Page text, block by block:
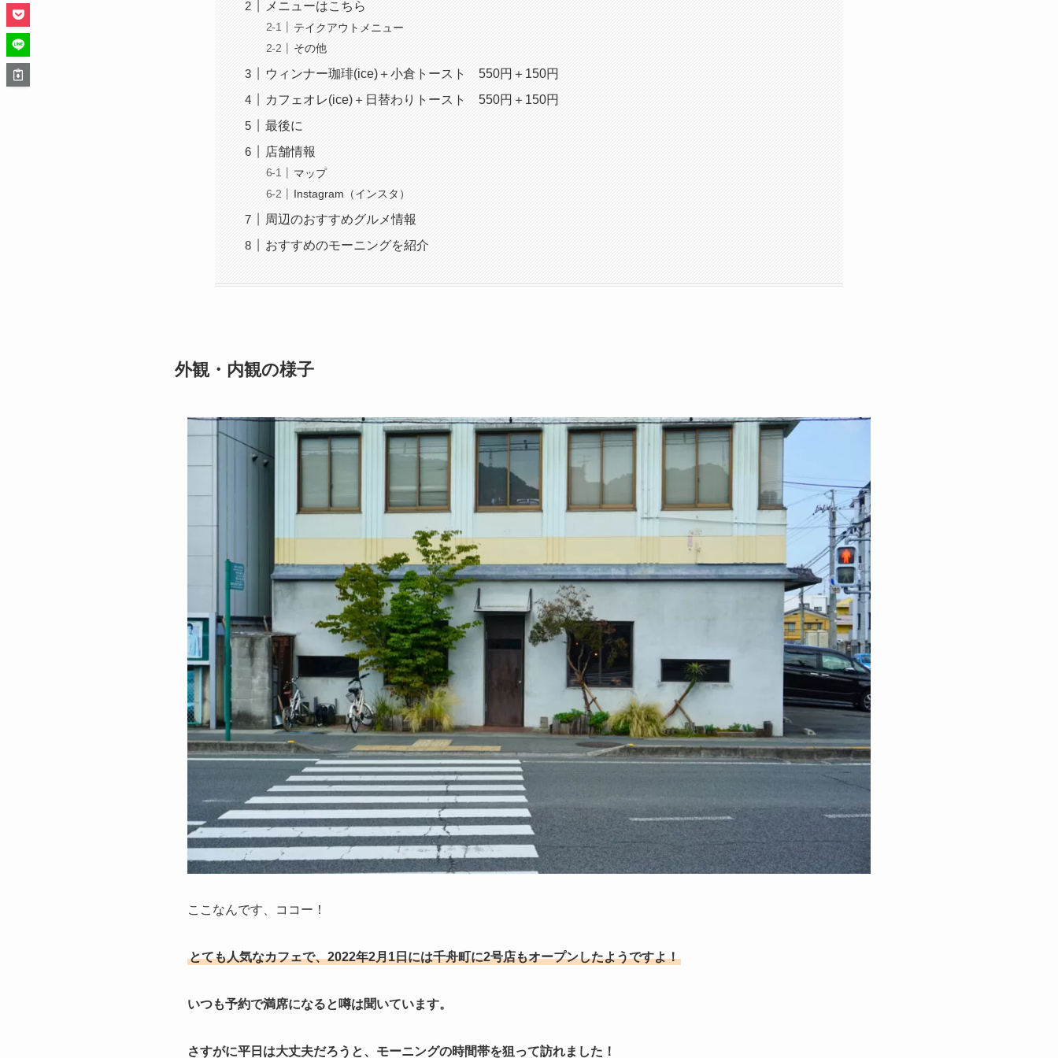
メニューはこちら
テイクアウトメニュー
その他
ウィンナー珈琲(ice)＋小倉トースト 550円＋150円
カフェオレ(ice)＋日替わりトースト 550円＋150円
最後に
店舗情報
マップ
Instagram（インスタ）
周辺のおすすめグルメ情報
おすすめのモーニングを紹介
外観・内観の様子
ここなんです、ココー！
とても人気なカフェで、2022年2月1日には千舟町に2号店もオープンしたようですよ！
いつも予約で満席になると噂は聞いています。
さすがに平日は大丈夫だろうと、モーニングの時間帯を狙って訪れました！